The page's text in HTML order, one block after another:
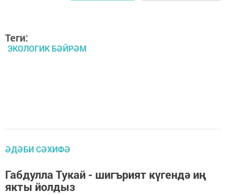
Теги:
ЭКОЛОГИК БӘЙРӘМ
ӘДӘБИ СӘХИФӘ
Габдулла Тукай - шигърият күгендә иң
якты йолдыз